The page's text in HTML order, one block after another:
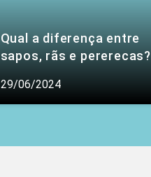
Qual a diferença entre
sapos, rãs e pererecas?
29/06/2024